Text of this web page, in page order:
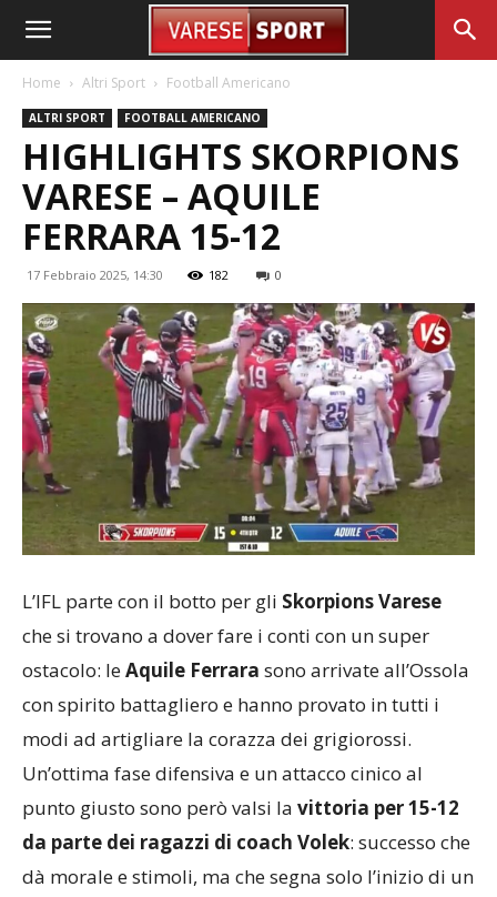
Home Altri Sport Football Americano
ALTRI SPORT FOOTBALL AMERICANO
HIGHLIGHTS SKORPIONS
VARESE – AQUILE
FERRARA 15-12
17 Febbraio 2025, 14:30 182 0
L’IFL parte con il botto per gli Skorpions Varese
che si trovano a dover fare i conti con un super
ostacolo: leAquile Ferrara sono arrivate all’Ossola
con spirito battagliero e hanno provato in tutti i
modi ad artigliare la corazza dei grigiorossi.
Un’ottima fase difensiva e un attacco cinico al
punto giusto sono però valsi la vittoria per 15-12
da parte dei ragazzi di coach Volek: successo che
dà morale e stimoli, ma che segna solo l’inizio di un